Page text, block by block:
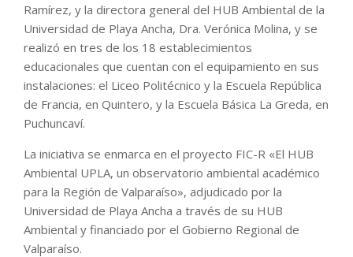
Ramírez, y la directora general del HUB Ambiental de la
Universidad de Playa Ancha, Dra. Verónica Molina, y se
realizó en tres de los 18 establecimientos
educacionales que cuentan con el equipamiento en sus
instalaciones: el Liceo Politécnico y la Escuela República
de Francia, en Quintero, y la Escuela Básica La Greda, en
Puchuncaví.
La iniciativa se enmarca en el proyecto FIC-R «El HUB
Ambiental UPLA, un observatorio ambiental académico
para la Región de Valparaíso», adjudicado por la
Universidad de Playa Ancha a través de su HUB
Ambiental y financiado por el Gobierno Regional de
Valparaíso.